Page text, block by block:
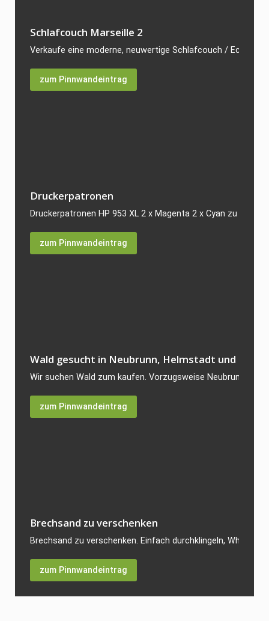
Schlafcouch Marseille 2
Verkaufe eine moderne, neuwertige Schlafcouch / Ecksofa
zum Pinnwandeintrag
Druckerpatronen
Druckerpatronen HP 953 XL 2 x Magenta 2 x Cyan zu
zum Pinnwandeintrag
Wald gesucht in Neubrunn, Helmstadt und HKH
Wir suchen Wald zum kaufen. Vorzugsweise Neubrunn
zum Pinnwandeintrag
Brechsand zu verschenken
Brechsand zu verschenken. Einfach durchklingeln,
zum Pinnwandeintrag